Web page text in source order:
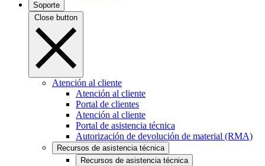
Soporte
Close button
Atención al cliente
Atención al cliente
Portal de clientes
Atención al cliente
Portal de asistencia técnica
Autorización de devolución de material (RMA)
Recursos de asistencia técnica
Recursos de asistencia técnica